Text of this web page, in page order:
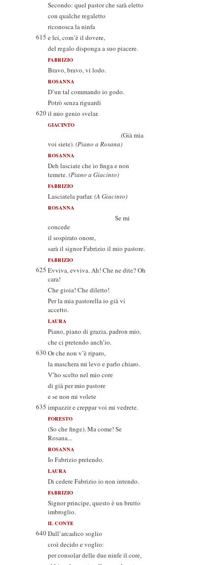
Secondo: quel pastor che sarà eletto
con qualche regaletto
riconosca la ninfa
615 e lei, com’è il dovere,
del regalo disponga a suo piacere.
FABRIZIO
Bravo, bravo, vi lodo.
ROSANNA
D’un tal commando io godo.
Potrò senza riguardi
620il mio genio svelar.
GIACINTO
(Già mia
voi siete).(Piano a Rosana)
ROSANNA
Deh lasciate che io finga e non
temete.(Piano a Giacinto)
FABRIZIO
Lasciatela parlar.(A Giacinto)
ROSANNA
Se mi
concede
il sospirato onore,
sarà il signor Fabrizio il mio pastore.
FABRIZIO
625 Evviva, evviva. Ah! Che ne dite? Oh
cara!
Che gioia! Che diletto!
Per la mia pastorella io già vi
accetto.
LAURA
Piano, piano di grazia, padron mio,
che ci pretendo anch’io.
630Or che non v’è riparo,
la maschera mi levo e parlo chiaro.
V’ho scelto nel mio core
di già per mio pastore
e se non mi volete
635 impazzir e creppar voi mi vedrete.
FORESTO
(So che finge). Ma come! Se
Rosana...
ROSANNA
Io Fabrizio pretendo.
LAURA
Di cedere Fabrizio io non intendo.
FABRIZIO
Signor principe, questo è un brutto
imbroglio.
IL CONTE
640Dall’arcadico soglio
così decido e voglio:
per consolar delle due ninfe il core,